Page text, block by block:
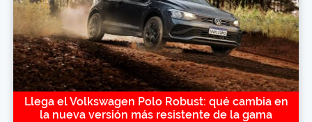
Llega el Volkswagen Polo Robust: qué cambia en
la nueva versión más resistente de la gama